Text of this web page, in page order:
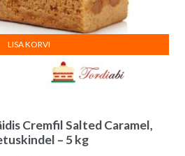
Cremfil Salted Caramel,
– 5 kg
LISA KORVI